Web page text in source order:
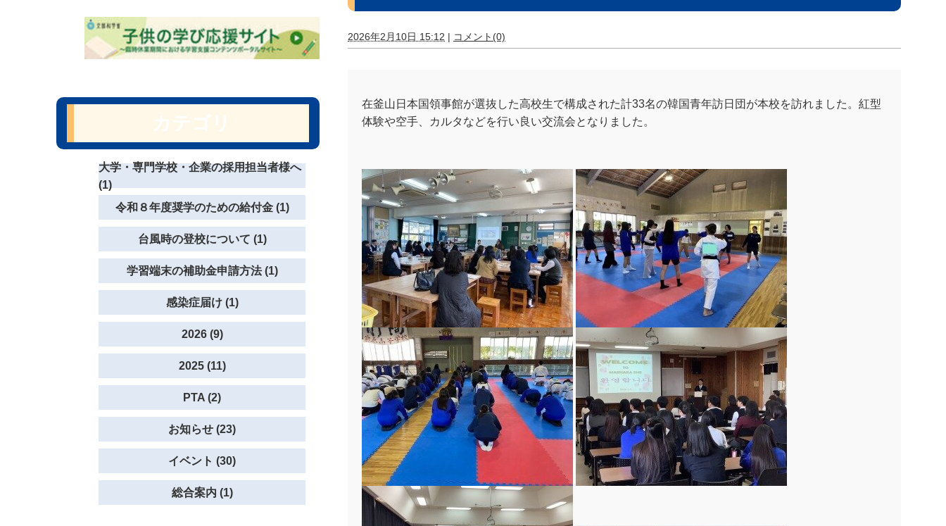
2026年2月10日 15:12 | コメント(0)
在釜山日本国領事館が選抜した高校生で構成された計33名の韓国青年訪日団が本校を訪れました。紅型
体験や空手、カルタなどを行い良い交流会となりました。
大学・専門学校・企業の採用担当者様へ
(1)
令和８年度奨学のための給付金 (1)
台風時の登校について (1)
学習端末の補助金申請方法 (1)
感染症届け (1)
2026 (9)
2025 (11)
PTA (2)
お知らせ (23)
イベント (30)
総合案内 (1)